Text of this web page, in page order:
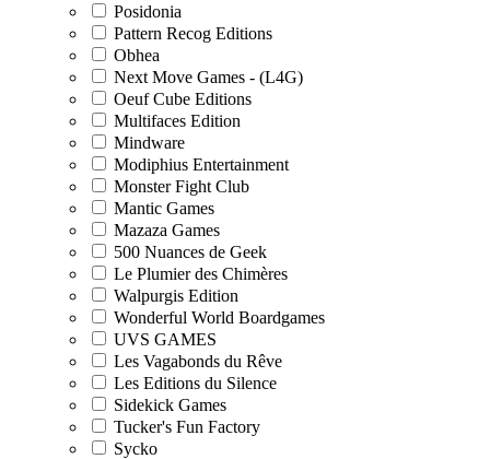
Posidonia
Pattern Recog Editions
Obhea
Next Move Games - (L4G)
Oeuf Cube Editions
Multifaces Edition
Mindware
Modiphius Entertainment
Monster Fight Club
Mantic Games
Mazaza Games
500 Nuances de Geek
Le Plumier des Chimères
Walpurgis Edition
Wonderful World Boardgames
UVS GAMES
Les Vagabonds du Rêve
Les Editions du Silence
Sidekick Games
Tucker's Fun Factory
Sycko